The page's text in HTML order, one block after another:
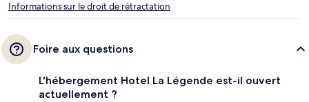
Informations sur le droit de rétractation
Foire aux questions
L'hébergement Hotel La Légende est-il ouvert
actuellement ?